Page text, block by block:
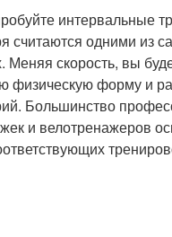
интервальные
считаются одними из
скорость, вы
физическую форму и
Большинство
и велотренажеров